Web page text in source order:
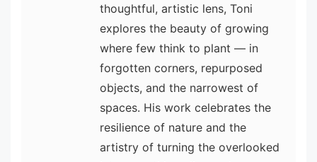
thoughtful, artistic lens, Toni
explores the beauty of growing
where few think to plant — in
forgotten corners, repurposed
objects, and the narrowest of
spaces. His work celebrates the
resilience of nature and the
artistry of turning the overlooked